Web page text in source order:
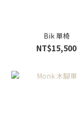
Bik 單椅
NT$15,500